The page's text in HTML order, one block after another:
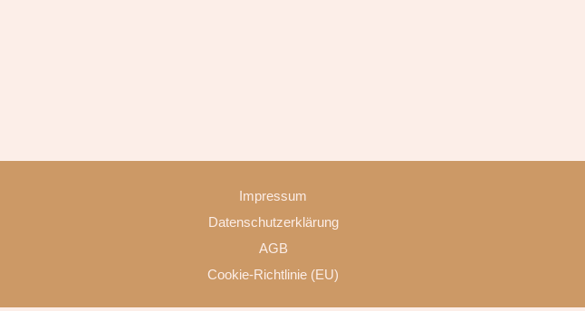
Impressum
Datenschutzerklärung
AGB
Cookie-Richtlinie (EU)